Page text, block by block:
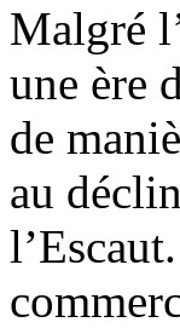
Malgré
une ère
de
au